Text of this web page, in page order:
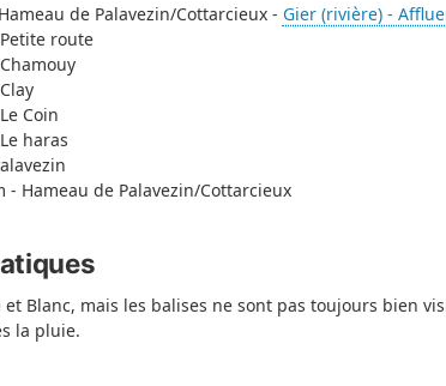
de Palavezin/Cottarcieux - Gier (rivière) -
route
Coin
haras
- Hameau de Palavezin/Cottarcieux
et Blanc, mais les balises ne sont pas toujours bien
la pluie.